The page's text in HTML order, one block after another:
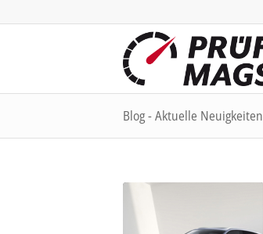
Blog - Aktuelle Neuigkeiten